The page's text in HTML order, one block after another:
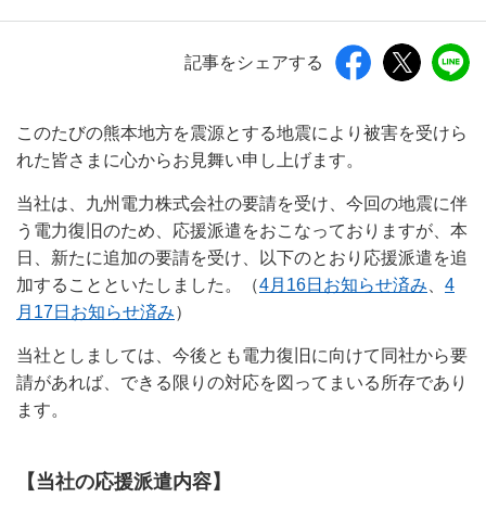
記事をシェアする
このたびの熊本地方を震源とする地震により被害を受けら
れた皆さまに心からお見舞い申し上げます。
当社は、九州電力株式会社の要請を受け、今回の地震に伴
う電力復旧のため、応援派遣をおこなっておりますが、本
日、新たに追加の要請を受け、以下のとおり応援派遣を追
加することといたしました。（4月16日お知らせ済み
4
月17日お知らせ済み）
当社としましては、今後とも電力復旧に向けて同社から要
請があれば、できる限りの対応を図ってまいる所存であり
ます。
【当社の応援派遣内容】